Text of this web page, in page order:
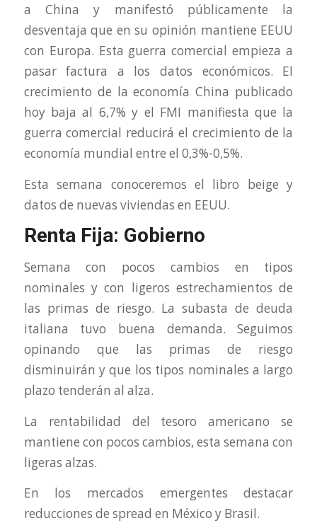
a China y manifestó públicamente la
desventaja que en su opinión mantiene EEUU
con Europa. Esta guerra comercial empieza a
pasar factura a los datos económicos. El
crecimiento de la economía China publicado
hoy baja al 6,7% y el FMI manifiesta que la
guerra comercial reducirá el crecimiento de la
economía mundial entre el 0,3%-0,5%.
Esta semana conoceremos el libro beige y
datos de nuevas viviendas en EEUU.
Renta Fija: Gobierno
Semana con pocos cambios en tipos
nominales y con ligeros estrechamientos de
las primas de riesgo. La subasta de deuda
italiana tuvo buena demanda. Seguimos
opinando que las primas de riesgo
disminuirán y que los tipos nominales a largo
plazo tenderán al alza.
La rentabilidad del tesoro americano se
mantiene con pocos cambios, esta semana con
ligeras alzas.
En los mercados emergentes destacar
reducciones de spread en México y Brasil.